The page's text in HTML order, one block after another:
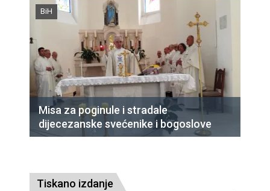
BiH
Misa za poginule i stradale
dijecezanske svećenike i bogoslove
Tiskano izdanje